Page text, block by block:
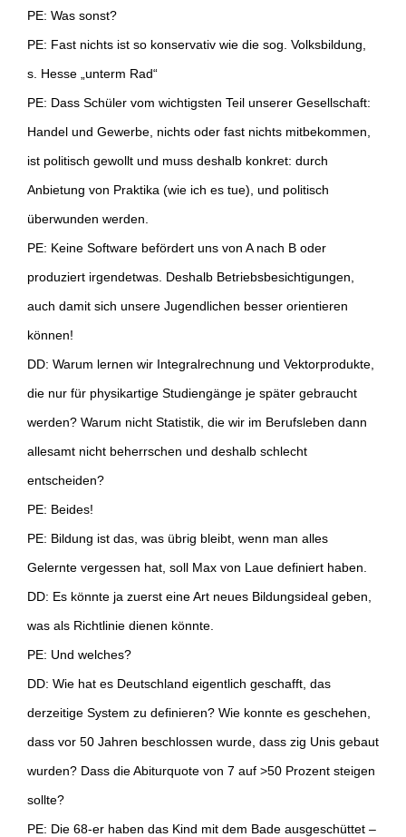
PE: Was sonst?
PE: Fast nichts ist so konservativ wie die sog. Volksbildung,
s. Hesse „unterm Rad“
PE: Dass Schüler vom wichtigsten Teil unserer Gesellschaft:
Handel und Gewerbe, nichts oder fast nichts mitbekommen,
ist politisch gewollt und muss deshalb konkret: durch
Anbietung von Praktika (wie ich es tue), und politisch
überwunden werden.
PE: Keine Software befördert uns von A nach B oder
produziert irgendetwas. Deshalb Betriebsbesichtigungen,
auch damit sich unsere Jugendlichen besser orientieren
können!
DD: Warum lernen wir Integralrechnung und Vektorprodukte,
die nur für physikartige Studiengänge je später gebraucht
werden? Warum nicht Statistik, die wir im Berufsleben dann
allesamt nicht beherrschen und deshalb schlecht
entscheiden?
PE: Beides!
PE: Bildung ist das, was übrig bleibt, wenn man alles
Gelernte vergessen hat, soll Max von Laue definiert haben.
DD: Es könnte ja zuerst eine Art neues Bildungsideal geben,
was als Richtlinie dienen könnte.
PE: Und welches?
DD: Wie hat es Deutschland eigentlich geschafft, das
derzeitige System zu definieren? Wie konnte es geschehen,
dass vor 50 Jahren beschlossen wurde, dass zig Unis gebaut
wurden? Dass die Abiturquote von 7 auf >50 Prozent steigen
sollte?
PE: Die 68-er haben das Kind mit dem Bade ausgeschüttet –